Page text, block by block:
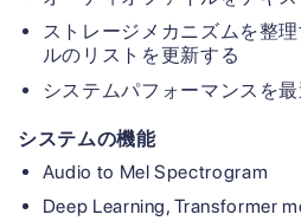
ストレージメカニズムを整
ルのリストを更新する
システムパフォーマンスを
システムの機能
Audio to Mel Spectrogram
Deep Learning, Transformer